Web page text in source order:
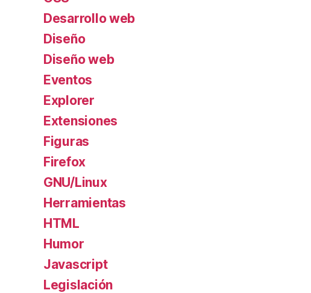
Desarrollo web
Diseño
Diseño web
Eventos
Explorer
Extensiones
Figuras
Firefox
GNU/Linux
Herramientas
HTML
Humor
Javascript
Legislación